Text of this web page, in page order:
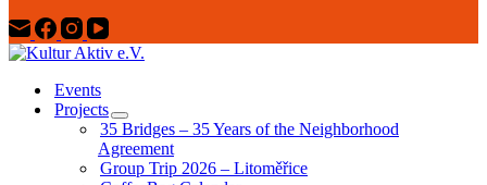
Events
Projects
35 Bridges – 35 Years of the Neighborhood
Agreement
Group Trip 2026 – Litoměřice